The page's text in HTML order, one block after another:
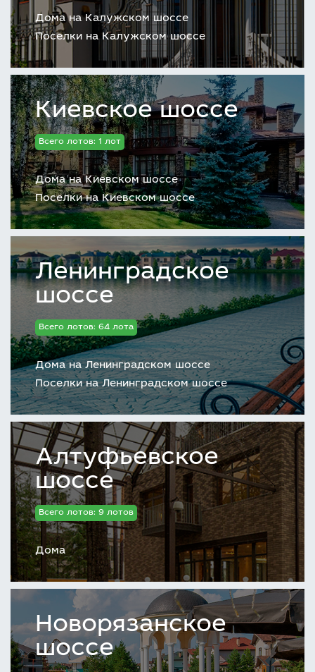
Дома на Калужском шоссе
Поселки на Калужском шоссе
Киевское шоссе
Всего лотов: 1 лот
Дома на Киевском шоссе
Поселки на Киевском шоссе
Ленинградское
шоссе
Всего лотов: 64 лота
Дома на Ленинградском шоссе
Поселки на Ленинградском шоссе
Алтуфьевское
шоссе
Всего лотов: 9 лотов
Дома
Новорязанское
шоссе